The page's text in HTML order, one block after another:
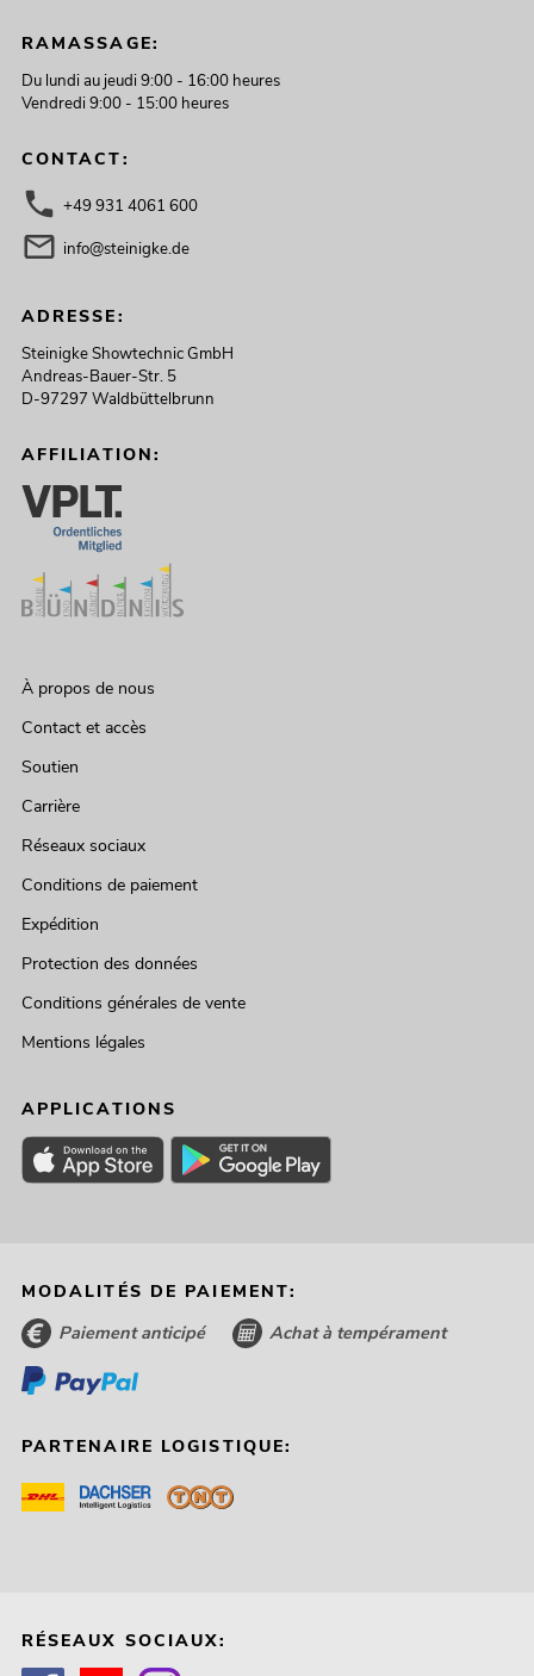
RAMASSAGE:
Du lundi au jeudi 9:00 - 16:00 heures
Vendredi 9:00 - 15:00 heures
CONTACT:
+49 931 4061 600
info@steinigke.de
ADRESSE:
Steinigke Showtechnic GmbH
Andreas-Bauer-Str. 5
D-97297 Waldbüttelbrunn
AFFILIATION:
À propos de nous
Contact et accès
Soutien
Carrière
Réseaux sociaux
Conditions de paiement
Expédition
Protection des données
Conditions générales de vente
Mentions légales
APPLICATIONS
MODALITÉS DE PAIEMENT:
Paiement anticipé Achat à tempérament
PARTENAIRE LOGISTIQUE:
RÉSEAUX SOCIAUX: